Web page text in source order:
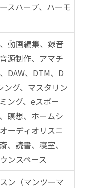
スハープ、ハーモ
動画編集、録音
源制作、アマチ
DAW、DTM、D
ング、マスタリン
ング、eスポー
瞑想、ホームシ
ーディオリスニ
、読書、寝室、
ンスペース
ン（マンツーマ